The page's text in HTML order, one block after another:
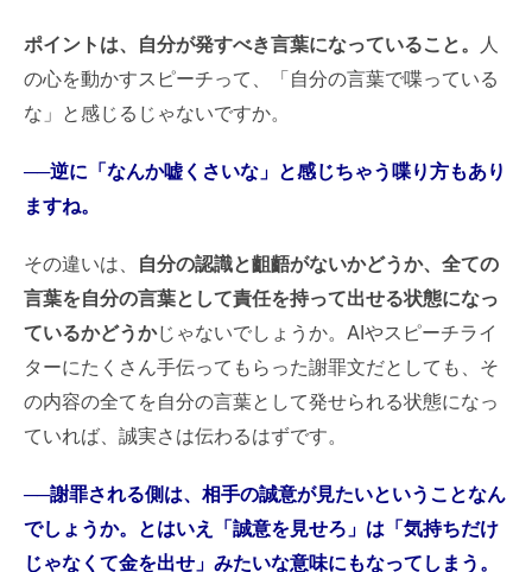
ポイントは、自分が発すべき言葉になっていること。 人
の心を動かすスピーチって、「自分の言葉で喋っている
な」と感じるじゃないですか。
──逆に「なんか嘘くさいな」と感じちゃう喋り方もあり
ますね。
その違いは、 自分の認識と齟齬がないかどうか、全ての
言葉を自分の言葉として責任を持って出せる状態になっ
ているかどうかじゃないでしょうか。AIやスピーチライ
ターにたくさん手伝ってもらった謝罪文だとしても、そ
の内容の全てを自分の言葉として発せられる状態になっ
ていれば、誠実さは伝わるはずです。
──謝罪される側は、相手の誠意が見たいということなん
でしょうか。とはいえ「誠意を見せろ」は「気持ちだけ
じゃなくて金を出せ」みたいな意味にもなってしまう。